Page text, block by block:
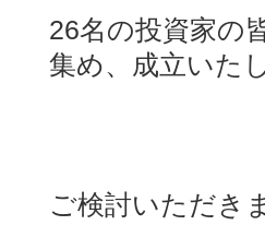
26名の投資家の
集め、成立いた
ご検討いただき